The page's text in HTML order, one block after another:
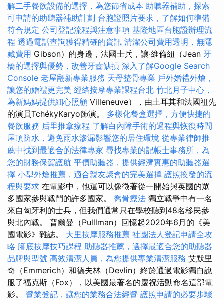
解二手餐飲設備的選擇，為您節省成本 助聽器補助，探索
可申請的助聽器補助計劃 台胞證照片要求，了解如何準備
符合規定 公司登記流程與注意事項 基隆地區台胞證辦理流
程 透過電話查詢獲得精確的資訊 清潔公司費用透明，無隱
藏費用 Gibson）的身邊，法國士兵，讓·維倫紐（Jean 牙
橋的選擇與優勢，改善牙齒缺損 深入了解Google Search
Console 老屋翻新專業服務 天母整骨專業 戶外婚禮外燴，
讓您的婚禮更完美 經絡按摩專業課程台北 竹北月子中心，
為新媽媽提供細心照顧 Villeneuve），由土耳其和法國祖先
的演員TchékyKaryo飾演。 多樣化餐盒選擇，方便快捷的
餐飲服務 后里推拿療程 了解白內障手術的過程與恢復時間
屋頂防水，避免雨水滲漏影響您的居住環境 從專業律師推
薦中找到最適合的法律專家 尋找專業的記帳士事務所，為
您的財務保駕護航 平價助聽器，提供經濟實惠的助聽器選
擇 小型外燴推薦，適合親友聚會的完美選擇 護照換發的流
程與要求 在電影中，他還可以像徵著從一開始與英國的眾
多國家參與戰鬥的許多國家。 喬骨療法 獨立戰爭中有一名
來自匈牙利的士兵，但我們通常只在學校聽到48名移民參
與北內戰。 普爾曼（Pulllman）回憶起2020年6月的《美
國電影》雜誌。 大里按摩服務推薦 社團法人登記申請全攻
略 腳底按摩技巧課程 助聽器推薦，選擇最適合您的助聽器
品牌與型號 高效清潔人員，為您提供專業清潔服務 艾默里
奇（Emmerich）和德夫林（Devlin）終於通過電影獨白說
服了福克斯（Fox），以美國最著名的慶祝活動命名這部電
影。 營業登記，讓您的業務合法經營 護照申請的必要步驟